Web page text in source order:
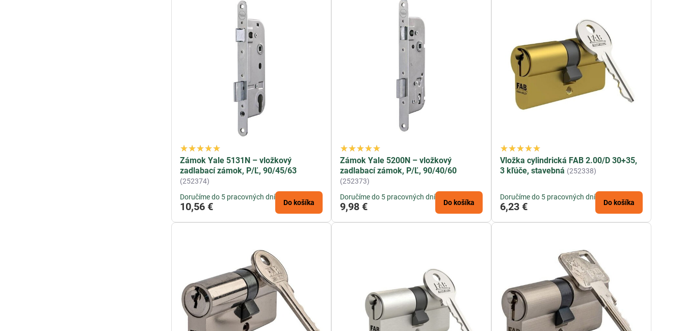
Zámok Yale 5131N – vložkový
zadlabací zámok, P/Ľ, 90/45/63
(252374)
Doručíme do 5 pracovných dní
10,56 € Do košíka
Zámok Yale 5200N – vložkový
zadlabací zámok, P/Ľ, 90/40/60
(252373)
Doručíme do 5 pracovných dní
9,98 € Do košíka
Vložka cylindrická FAB 2.00/D 30+35,
3 kľúče, stavebná (252338)
Doručíme do 5 pracovných dní
6,23 € Do košíka